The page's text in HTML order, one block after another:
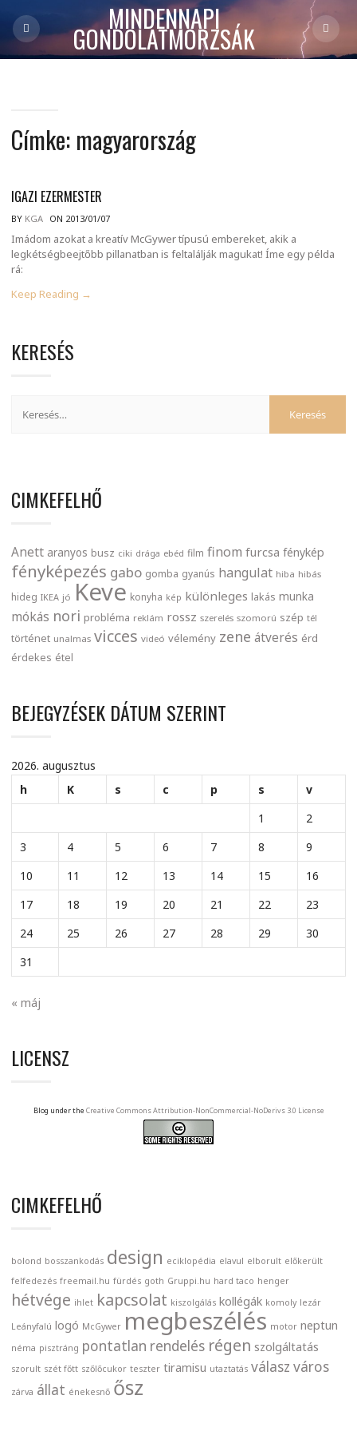
MINDENNAPI
GONDOLATMORZSÁK
Címke: magyarország
IGAZI EZERMESTER
BY KGA ON 2013/01/07
Imádom azokat a kreatív McGywer típusú embereket, akik a
legkétségbeejtőbb pillanatban is feltalálják magukat! Íme egy példa
rá:
Keep Reading →
KERESÉS
CIMKEFELHŐ
Anett aranyos busz ciki drága ebéd film finom furcsa fénykép
fényképezés gabo gomba gyanús hangulat hiba hibás
hideg IKEA jó Keve konyha kép különleges lakás munka
mókás nori probléma reklám rossz szerelés szomorú szép tél
történet unalmas vicces videó vélemény zene átverés érd
érdekes étel
BEJEGYZÉSEK DÁTUM SZERINT
2026. augusztus
h
K s c p s
v
1
2
3
4 5 6 7 8
9
10
11 12 13 14 15
16
17
18 19 20 21 22
23
24
25 26 27 28 29
30
31
« máj
LICENSZ
Blog under the Creative Commons Attribution-NonCommercial-NoDerivs 3.0 License
CIMKEFELHŐ
bolond bosszankodás design eciklopédia elavul elborult előkerült
felfedezés freemail.hu fürdés goth Gruppi.hu hard taco henger
hétvége ihlet kapcsolat kiszolgálás kollégák komoly lezár
Leányfalú logó McGywer megbeszélés motor neptun
néma pisztráng pontatlan rendelés régen szolgáltatás
szorult szét főtt szőlőcukor teszter tiramisu utaztatás válasz város
zárva állat énekesnő ősz